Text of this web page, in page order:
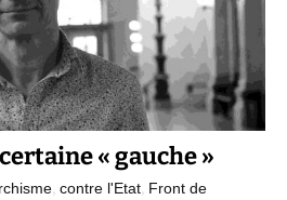
« gauche »
, contre l'Etat, Front de